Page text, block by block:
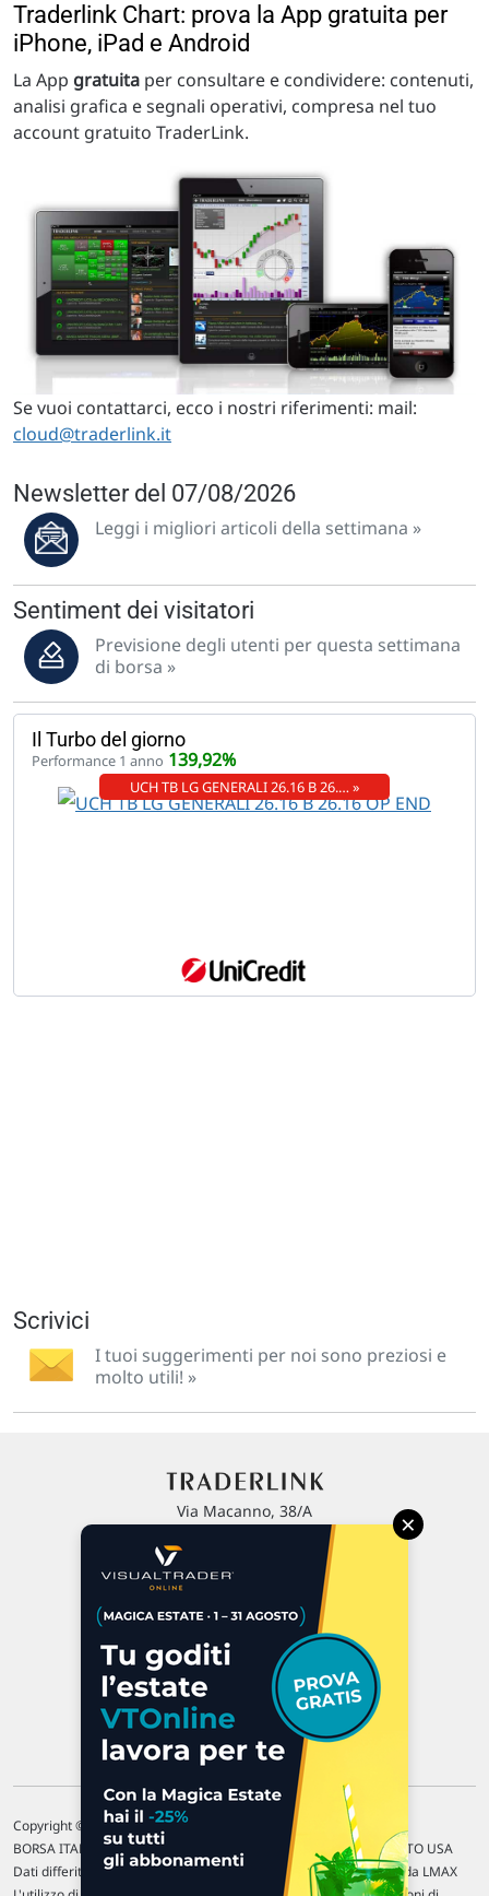
Traderlink Chart: prova la App gratuita per
iPhone, iPad e Android
La App gratuita per consultare e condividere: contenuti,
analisi grafica e segnali operativi, compresa nel tuo
account gratuito TraderLink.
Se vuoi contattarci, ecco i nostri riferimenti: mail:
cloud@traderlink.it
Newsletter del 07/08/2026
Leggi i migliori articoli della settimana »
Sentiment dei visitatori
Previsione degli utenti per questa settimana
di borsa »
Il Turbo del giorno
Performance 1 anno 139,92%
UCH TB LG GENERALI 26.16 B 26.… »
Scrivici
I tuoi suggerimenti per noi sono preziosi e
molto utili! »
Via Macanno, 38/A
P.IVA 02 452 460 401
Chi siamo
Commenti e segnalazioni
Contattaci
Copyright © 1996-2026 Traderlink Italia s.r.l.
BORSA ITALIANA Quotazioni di borsa differite di 15 min. / MERCATO USA
Dati differiti di 15 min. (fonte Intrinio) / FOREX Quotazioni fornite da LMAX
×